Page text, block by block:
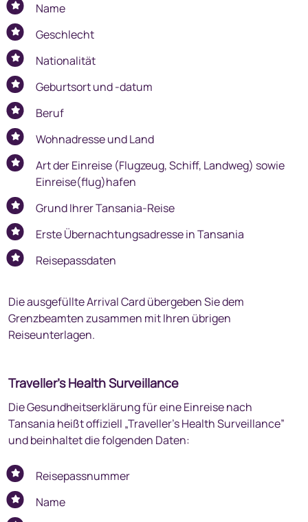
Name
Geschlecht
Nationalität
Geburtsort und -datum
Beruf
Wohnadresse und Land
Art der Einreise (Flugzeug, Schiff, Landweg) sowie
Einreise(flug)hafen
Grund Ihrer Tansania-Reise
Erste Übernachtungsadresse in Tansania
Reisepassdaten
Die ausgefüllte Arrival Card übergeben Sie dem
Grenzbeamten zusammen mit Ihren übrigen
Reiseunterlagen.
Traveller’s Health Surveillance
Die Gesundheitserklärung für eine Einreise nach
Tansania heißt offiziell „Traveller’s Health Surveillance”
und beinhaltet die folgenden Daten:
Reisepassnummer
Name